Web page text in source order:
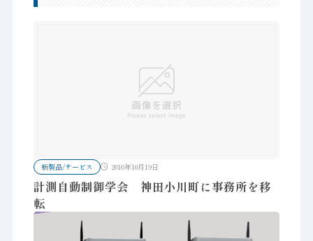
新製品/サービス 2016年10月19日
計測自動制御学会 神田小川町に事務所を移
転